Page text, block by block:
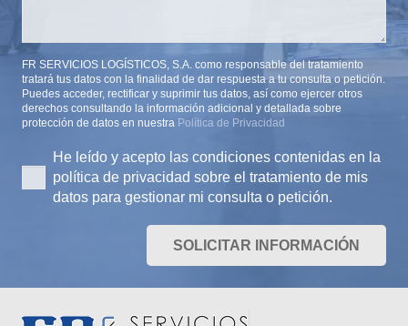
FR SERVICIOS LOGÍSTICOS, S.A. como responsable del tratamiento
tratará tus datos con la finalidad de dar respuesta a tu consulta o petición.
Puedes acceder, rectificar y suprimir tus datos, así como ejercer otros
derechos consultando la información adicional y detallada sobre
protección de datos en nuestra Política de Privacidad
He leído y acepto las condiciones contenidas en la
política de privacidad sobre el tratamiento de mis
datos para gestionar mi consulta o petición.
SOLICITAR INFORMACIÓN